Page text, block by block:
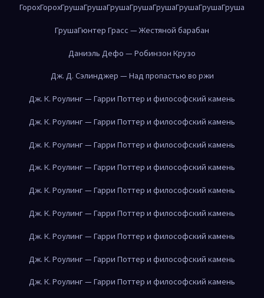
ГорохГорохГрушаГрушаГрушаГрушаГрушаГрушаГрушаГруша
ГрушаГюнтер Грасс — Жестяной барабан
Даниэль Дефо — Робинзон Крузо
Дж. Д. Сэлинджер — Над пропастью во ржи
Дж. К. Роулинг — Гарри Поттер и философский камень
Дж. К. Роулинг — Гарри Поттер и философский камень
Дж. К. Роулинг — Гарри Поттер и философский камень
Дж. К. Роулинг — Гарри Поттер и философский камень
Дж. К. Роулинг — Гарри Поттер и философский камень
Дж. К. Роулинг — Гарри Поттер и философский камень
Дж. К. Роулинг — Гарри Поттер и философский камень
Дж. К. Роулинг — Гарри Поттер и философский камень
Дж. К. Роулинг — Гарри Поттер и философский камень